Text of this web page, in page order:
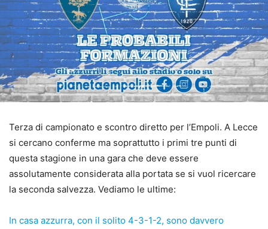
Terza di campionato e scontro diretto per l’Empoli. A Lecce
si cercano conferme ma soprattutto i primi tre punti di
questa stagione in una gara che deve essere
assolutamente considerata alla portata se si vuol ricercare
la seconda salvezza. Vediamo le ultime:
In casa azzurra, con il solito 4-3-1-2, sono davvero